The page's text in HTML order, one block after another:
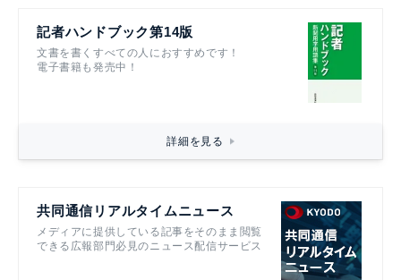
記者ハンドブック第14版
文書を書くすべての人におすすめです！
電子書籍も発売中！
詳細を見る
共同通信リアルタイムニュース
メディアに提供している記事をそのまま閲覧
できる広報部門必見のニュース配信サービス